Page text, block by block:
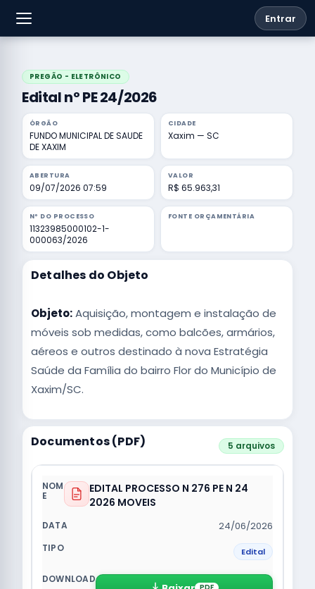
Entrar
PREGÃO - ELETRÔNICO
Edital nº PE 24/2026
ÓRGÃO
FUNDO MUNICIPAL DE SAUDE
DE XAXIM
CIDADE
Xaxim — SC
ABERTURA
09/07/2026 07:59
VALOR
R$ 65.963,31
Nº DO PROCESSO
11323985000102-1-
000063/2026
FONTE ORÇAMENTÁRIA
Detalhes do Objeto
Objeto:Aquisição, montagem e instalação de
móveis sob medidas, como balcões, armários,
aéreos e outros destinado à nova Estratégia
Saúde da Família do bairro Flor do Município de
Xaxim/SC.
Documentos (PDF) 5 arquivos
EDITAL PROCESSO N 276 PE N 24
2026 MOVEIS
24/06/2026
Edital